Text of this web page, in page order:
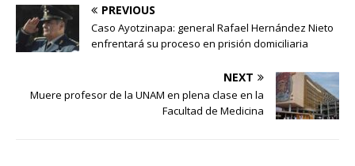
PREVIOUS
Caso Ayotzinapa: general Rafael Hernández Nieto
enfrentará su proceso en prisión domiciliaria
NEXT
Muere profesor de la UNAM en plena clase en la
Facultad de Medicina